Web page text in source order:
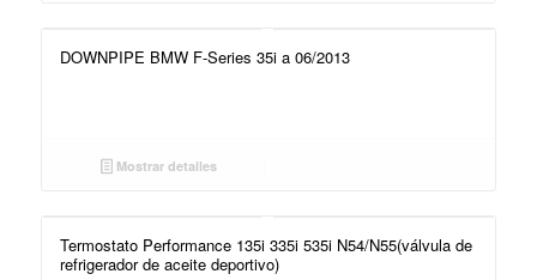
DOWNPIPE BMW F-Series 35i a 06/2013
Mostrar detalles
Termostato Performance 135i 335i 535i N54/N55(válvula de
refrigerador de aceite deportivo)